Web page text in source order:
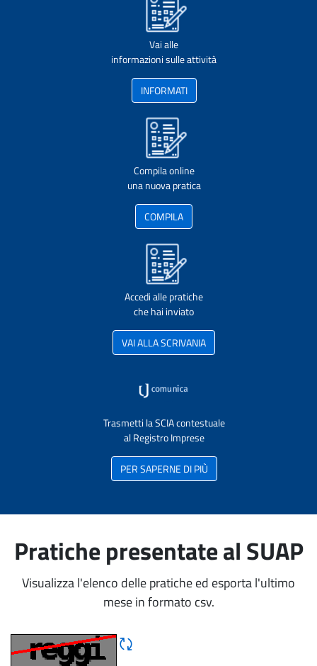
Vai alle
informazioni sulle attività
INFORMATI
Compila online
una nuova pratica
COMPILA
Accedi alle pratiche
che hai inviato
VAI ALLA SCRIVANIA
Trasmetti la SCIA contestuale
al Registro Imprese
PER SAPERNE DI PIÙ
Pratiche presentate al SUAP
Visualizza l'elenco delle pratiche ed esporta l'ultimo
mese in formato csv.
Rigene CAPTCHA